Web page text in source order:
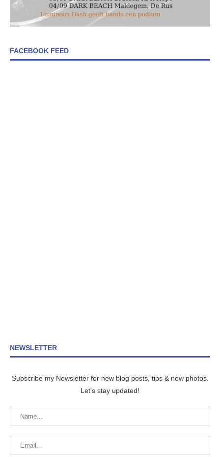
FACEBOOK FEED
NEWSLETTER
Subscribe my Newsletter for new blog posts, tips & new photos.
Let's stay updated!